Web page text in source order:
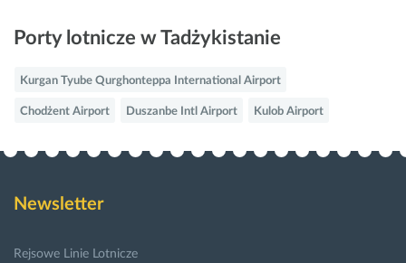
Porty lotnicze w Tadżykistanie
Kurgan Tyube Qurghonteppa International Airport
Chodżent Airport Duszanbe Intl Airport Kulob Airport
Newsletter
Rejsowe Linie Lotnicze